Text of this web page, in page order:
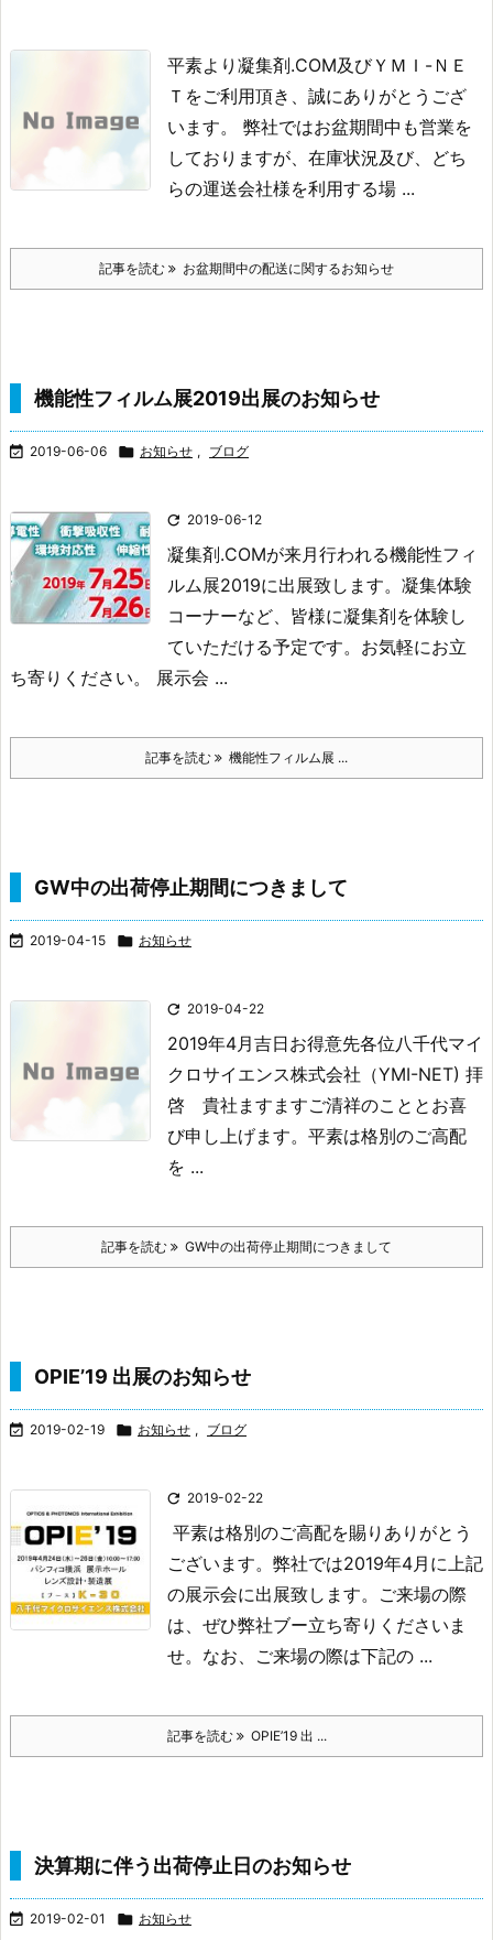
平素より凝集剤.COM及びＹＭＩ-ＮＥ
Ｔをご利用頂き、 誠にありがとうござ
います。
弊社ではお盆期間中も営業を
しておりますが、 在庫状況及び、どち
らの運送会社様を利用する場 ...
記事を読む お盆期間中の配送に関するお知らせ
機能性フィルム展2019出展のお知らせ
 2019-06-06  お知らせ , ブログ
 2019-06-12
凝集剤.COMが来月行われる機能性フィ
ルム展2019に出展致します。 凝集体験
コーナーなど、皆様に凝集剤を体験し
ていただける予定です。 お気軽にお立
ち寄りください。
展示会 ...
記事を読む 機能性フィルム展 ...
GW中の出荷停止期間につきまして
 2019-04-15  お知らせ
 2019-04-22
2019年4月吉日お得意先各位八千代マイ
クロサイエンス株式会社 （YMI-NET) 拝
啓 貴社ますますご清祥のこととお喜
び申し上げます。平素は格別のご高配
を ...
記事を読む GW中の出荷停止期間につきまして
OPIE’19 出展のお知らせ
 2019-02-19  お知らせ , ブログ
 2019-02-22
平素は格別のご高配を賜りありがとう
ございます。 弊社では2019年4月に上記
の展示会に出展致します。 ご来場の際
は、ぜひ弊社ブー立ち寄りくださいま
せ。 なお、ご来場の際は下記の ...
記事を読む OPIE’19 出 ...
決算期に伴う出荷停止日のお知らせ
 2019-02-01  お知らせ